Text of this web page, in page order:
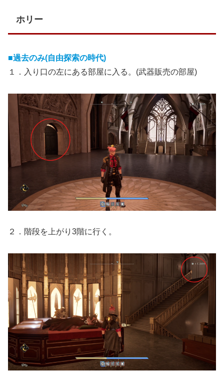
ホリー
■過去のみ(自由探索の時代)
１．入り口の左にある部屋に入る。(武器販売の部屋)
２．階段を上がり3階に行く。